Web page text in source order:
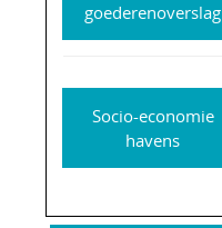
goederenoverslag
Socio-economie
havens